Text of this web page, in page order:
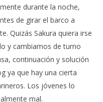
durante la noche,
de girar el barco a
Quizás Sakura quiera irse
y cambiamos de turno
continuación y solución
ya que hay una cierta
Los jóvenes lo
mal.